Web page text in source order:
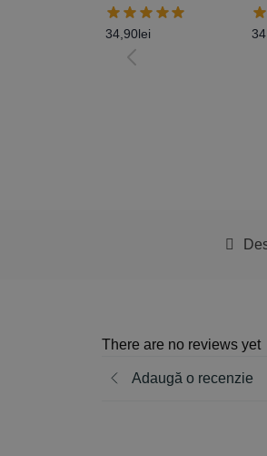
34,90lei
There are no reviews yet
Adaugă o recenzie